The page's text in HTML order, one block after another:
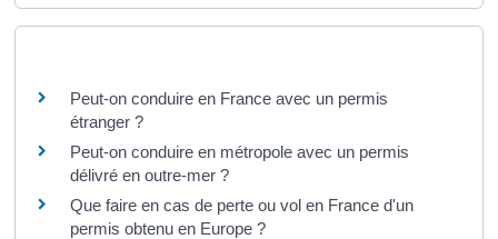
Peut-on conduire en France avec un permis
étranger ?
Peut-on conduire en métropole avec un permis
délivré en outre-mer ?
Que faire en cas de perte ou vol en France d'un
permis obtenu en Europe ?